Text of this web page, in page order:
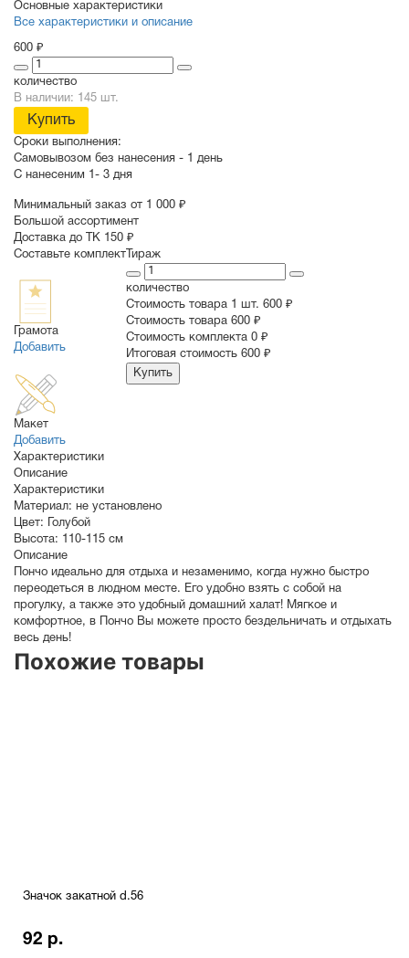
Основные характеристики
Все характеристики и описание
600 ₽
количество
В наличии: 145 шт.
Купить
Сроки выполнения:
Самовывозом без нанесения -
1 день
С нанесеним
1- 3 дня
Минимальный заказ от 1 000 ₽
Большой ассортимент
Доставка до ТК 150 ₽
Составьте комплект
Грамота
Добавить
Макет
Добавить
Тираж
количество
Стоимость товара 1 шт. 600 ₽
Cтоимость товара 600 ₽
Стоимость комплекта 0 ₽
Итоговая стоимость 600 ₽
Купить
Характеристики
Описание
Характеристики
Материал: не установлено
Цвет: Голубой
Высота: 110-115 см
Описание
Пончо идеально для отдыха и незаменимо, когда нужно быстро
переодеться в людном месте. Его удобно взять с собой на
прогулку, а также это удобный домашний халат! Мягкое и
комфортное, в Пончо Вы можете просто бездельничать и отдыхать
весь день!
Похожие товары
Значок закатной d.56
92 р.